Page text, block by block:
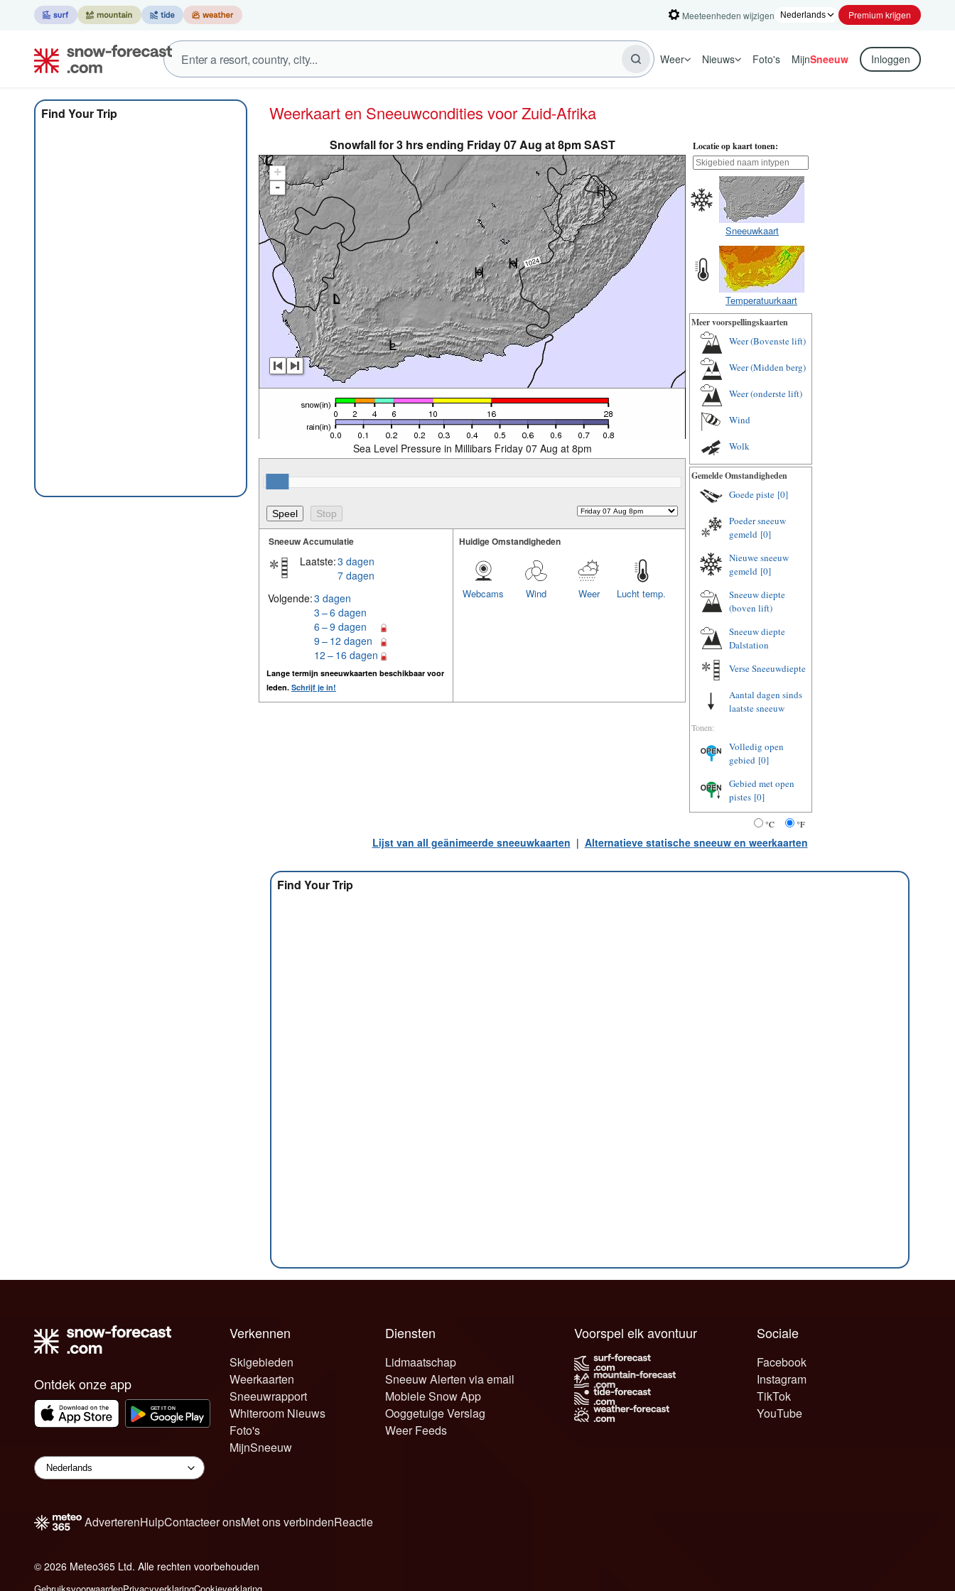
Meeteenheden wijzigen Premium krijgen
Weer Nieuws Foto's MijnSneeuw Inloggen
Find Your Trip Weerkaart en Sneeuwcondities voor Zuid-Afrika
Snowfall for 3 hrs ending Friday 07 Aug at 8pm SAST
+
-
Sea Level Pressure in Millibars Friday 07 Aug at 8pm
Sneeuw Accumulatie
Laatste:3 dagen
7 dagen
Volgende:3 dagen
3 – 6 dagen
6 – 9 dagen
9 – 12 dagen
12 – 16 dagen
Lange termijn sneeuwkaarten beschikbaar voor
leden. Schrijf je in!
Huidige Omstandigheden
Lucht temp.
Weer
Wind
Webcams
Locatie op kaart tonen:
Sneeuwkaart
Temperatuurkaart
Meer voorspellingskaarten
Weer (Bovenste lift)
Weer (Midden berg)
Weer (onderste lift)
Wind
Wolk
Gemelde Omstandigheden
Goede piste [0]
Poeder sneeuw
gemeld [0]
Nieuwe sneeuw
gemeld [0]
Sneeuw diepte
(boven lift)
Sneeuw diepte
Dalstation
Verse Sneeuwdiepte
Aantal dagen sinds
laatste sneeuw
Tonen:
Volledig open
gebied [0]
Gebied met open
pistes [0]
°C °F
Lijst van all geänimeerde sneeuwkaarten | Alternatieve statische sneeuw en weerkaarten
Find Your Trip
Ontdek onze app
Verkennen
Skigebieden
Weerkaarten
Sneeuwrapport
Whiteroom Nieuws
Foto's
MijnSneeuw
Diensten
Lidmaatschap
Sneeuw Alerten via email
Mobiele Snow App
Ooggetuige Verslag
Weer Feeds
Sociale
Facebook
Instagram
TikTok
YouTube
Voorspel elk avontuur
AdverterenHulpContacteer onsMet ons verbindenReactie
© 2026 Meteo365 Ltd. Alle rechten voorbehouden